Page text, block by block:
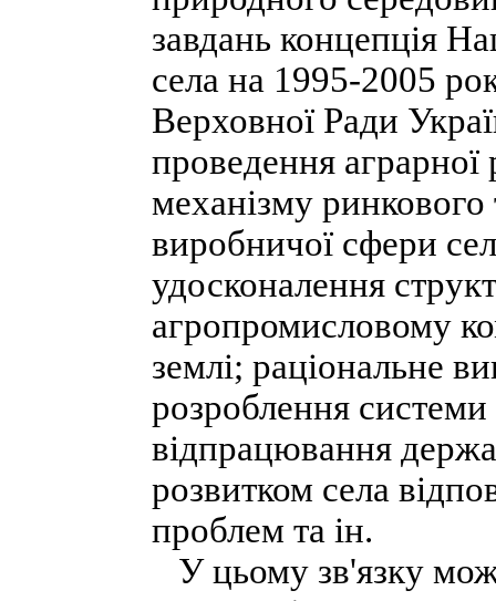
завдань концепція
села на 1995-2005
Верховної Ради
проведення
механізму
виробничої сфери
удосконалення
агропромисловому
землі; раціональне
розроблення системи
відпрацювання
розвитком села
проблем та ін.
У цьому зв'язку